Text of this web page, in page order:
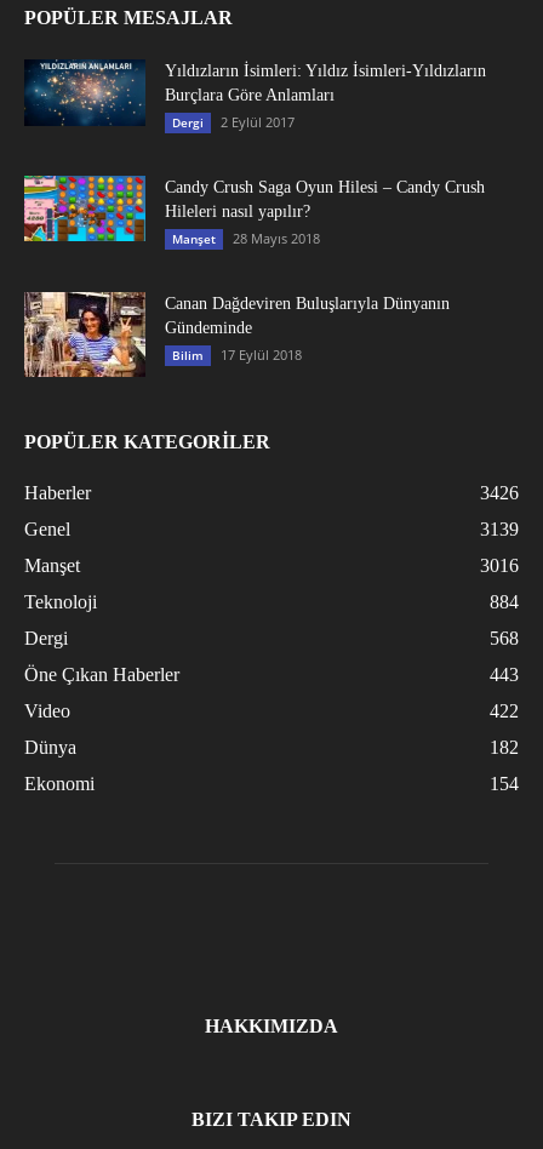
POPÜLER MESAJLAR
Yıldızların İsimleri: Yıldız İsimleri-Yıldızların
Burçlara Göre Anlamları
Dergi 2 Eylül 2017
Candy Crush Saga Oyun Hilesi – Candy Crush
Hileleri nasıl yapılır?
Manşet 28 Mayıs 2018
Canan Dağdeviren Buluşlarıyla Dünyanın
Gündeminde
Bilim 17 Eylül 2018
POPÜLER KATEGORİLER
Haberler
3426
Genel
3139
Manşet
3016
Teknoloji
884
Dergi
568
Öne Çıkan Haberler
443
Video
422
Dünya
182
Ekonomi
154
HAKKIMIZDA
BIZI TAKIP EDIN